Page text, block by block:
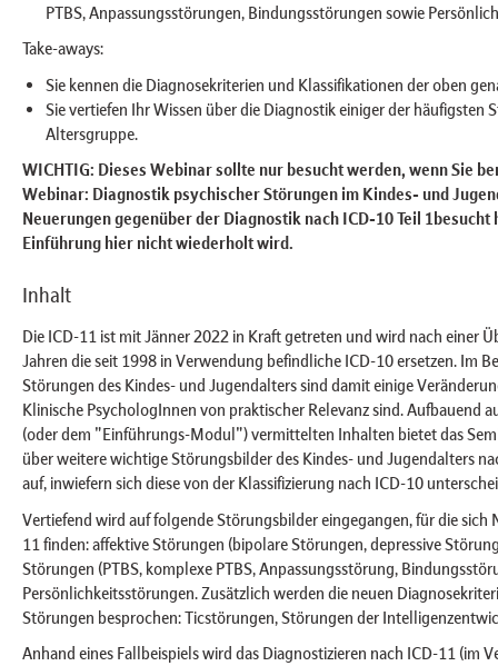
PTBS, Anpassungsstörungen, Bindungsstörungen sowie
Take-aways:
Sie kennen die Diagnosekriterien und Klassifikationen der oben
Sie vertiefen Ihr Wissen über die Diagnostik einiger der häufigsten
Altersgruppe.
WICHTIG: Dieses Webinar sollte nur besucht werden, wenn Sie
Webinar: Diagnostik psychischer Störungen im Kindes- und
Neuerungen gegenüber der Diagnostik nach ICD-10 Teil 1besucht
Einführung hier nicht wiederholt wird.
Inhalt
Die ICD-11 ist mit Jänner 2022 in Kraft getreten und wird nach einer
Jahren die seit 1998 in Verwendung befindliche ICD-10 ersetzen. Im
Störungen des Kindes- und Jugendalters sind damit einige
Klinische PsychologInnen von praktischer Relevanz sind. Aufbauend
(oder dem "Einführungs-Modul") vermittelten Inhalten bietet das
über weitere wichtige Störungsbilder des Kindes- und Jugendalters
auf, inwiefern sich diese von der Klassifizierung nach ICD-10
Vertiefend wird auf folgende Störungsbilder eingegangen, für die sich
11 finden: affektive Störungen (bipolare Störungen, depressive
Störungen (PTBS, komplexe PTBS, Anpassungsstörung,
Persönlichkeitsstörungen. Zusätzlich werden die neuen
Störungen besprochen: Ticstörungen, Störungen der
Anhand eines Fallbeispiels wird das Diagnostizieren nach ICD-11 (im